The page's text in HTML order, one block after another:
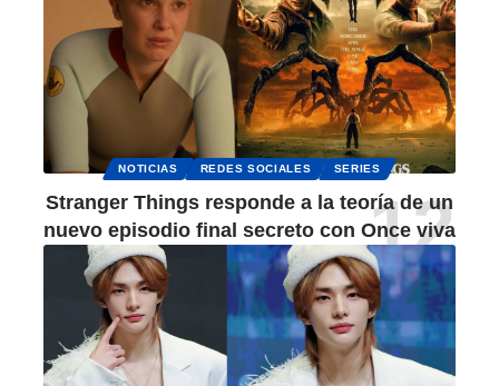
NOTICIAS REDES SOCIALES SERIES
Stranger Things responde a la teoría de un
nuevo episodio final secreto con Once viva